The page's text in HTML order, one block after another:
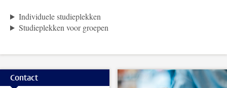
Individuele studieplekken
Studieplekken voor groepen
Contact